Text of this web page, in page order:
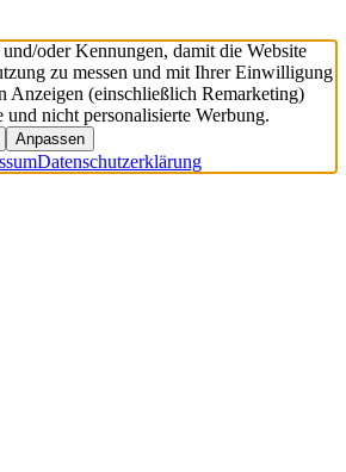
oder Kennungen, damit die Website
zu messen und mit Ihrer Einwilligung
Anzeigen (einschließlich Remarketing)
und nicht personalisierte Werbung.
Anpassen
Datenschutzerklärung